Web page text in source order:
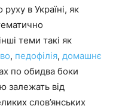
в Україні, як
теми такі як
, педофілія, домашнє
по обидва боки
залежать від
слов’янських